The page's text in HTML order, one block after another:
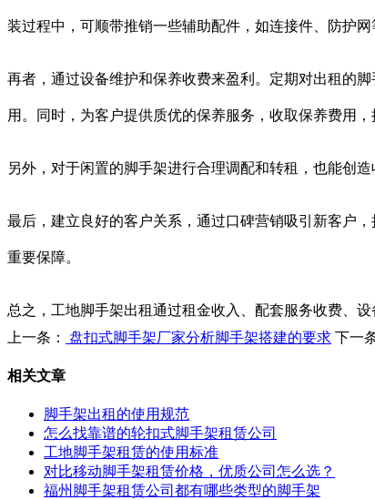
装过程中，可顺带推销一些辅助配件，如连接件、防护网
再者，通过设备维护和保养收费来盈利。定期对出租的
用。同时，为客户提供质优的保养服务，收取保养费用
另外，对于闲置的脚手架进行合理调配和转租，也能创
最后，建立良好的客户关系，通过口碑营销吸引新客户
重要保障。
总之，工地脚手架出租通过租金收入、配套服务收费、
上一条：
盘扣式脚手架厂家分析脚手架搭建的要求 下一
相关文章
脚手架出租的使用规范
怎么找靠谱的轮扣式脚手架租赁公司
工地脚手架租赁的使用标准
对比移动脚手架租赁价格，优质公司怎么选？
福州脚手架租赁公司都有哪些类型的脚手架